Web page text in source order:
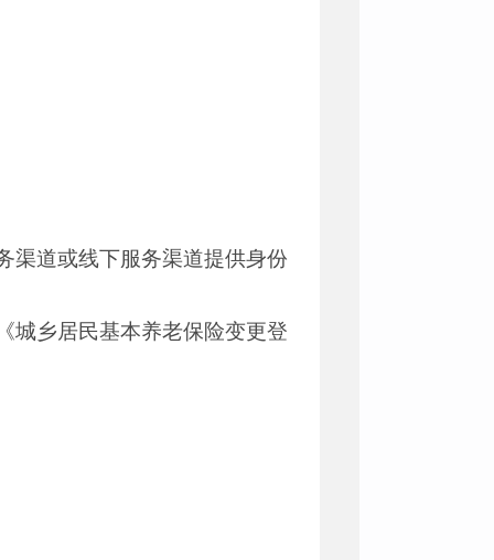
渠道或线下服务渠道提供身份
城乡居民基本养老保险变更登